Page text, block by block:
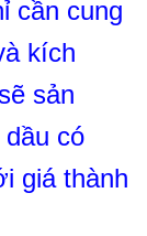
cần cung
kích
sản
có
giá thành